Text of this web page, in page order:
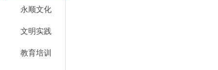
永顺文化
文明实践
教育培训